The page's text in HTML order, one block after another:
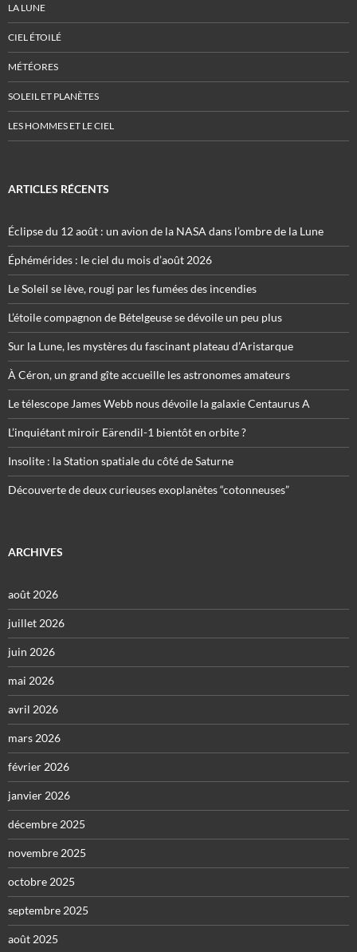
LA LUNE
CIEL ÉTOILÉ
MÉTÉORES
SOLEIL ET PLANÈTES
LES HOMMES ET LE CIEL
ARTICLES RÉCENTS
Éclipse du 12 août : un avion de la NASA dans l’ombre de la Lune
Éphémérides : le ciel du mois d’août 2026
Le Soleil se lève, rougi par les fumées des incendies
L’étoile compagnon de Bételgeuse se dévoile un peu plus
Sur la Lune, les mystères du fascinant plateau d’Aristarque
À Céron, un grand gîte accueille les astronomes amateurs
Le télescope James Webb nous dévoile la galaxie Centaurus A
L’inquiétant miroir Eärendil-1 bientôt en orbite ?
Insolite : la Station spatiale du côté de Saturne
Découverte de deux curieuses exoplanètes “cotonneuses”
ARCHIVES
août 2026
juillet 2026
juin 2026
mai 2026
avril 2026
mars 2026
février 2026
janvier 2026
décembre 2025
novembre 2025
octobre 2025
septembre 2025
août 2025